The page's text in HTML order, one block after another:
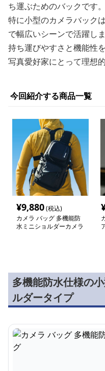
ち運ぶためのバックです。
特に小型のカメラバック
で幅広いシーンで活躍しま
持ち運びやすさと機能性
写真愛好家にとって理想
今回紹介する商品一覧
¥9,880(税込)
カメラ バッグ 多機能防
水ミニショルダーカメラ
多機能防水仕様の
ルダータイプ